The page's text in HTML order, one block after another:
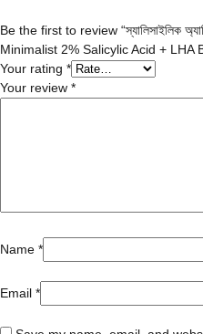
Be the first to review “স্যালিসাইলিক
Minimalist 2% Salicylic Acid + LHA
Your rating *
Your review *
Name *
Email *